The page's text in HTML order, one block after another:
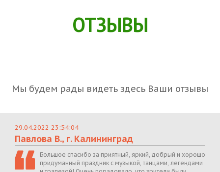
ОТЗЫВЫ
Мы будем рады видеть здесь Ваши отзывы
29.04.2022 23:54:04
Павлова В., г. Калининград
Большое спасибо за приятный, яркий, добрый и хорошо
придуманный праздник с музыкой, танцами, легендами